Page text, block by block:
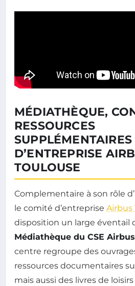
MÉDIATHÈQUE,
RESSOURCES
D’ENTREPRISE
TOULOUSE
Complementaire à son rôle
le comité d’entreprise Airbus
disposition un large éventail
Médiathèque du CSE
centre regroupe des
ressources documentaires
mais aussi des livres de